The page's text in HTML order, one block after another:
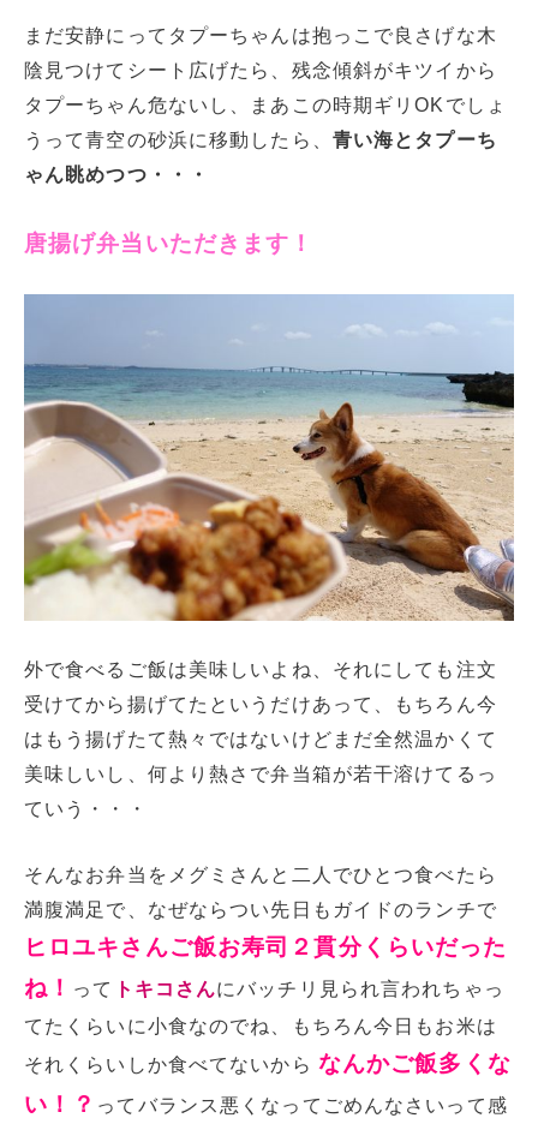
まだ安静にってタプーちゃんは抱っこで良さげな木
陰見つけてシート広げたら、残念傾斜がキツイから
タプーちゃん危ないし、まあこの時期ギリOKでしょ
うって青空の砂浜に移動したら、 青い海とタプーち
ゃん眺めつつ・・・
唐揚げ弁当いただきます！
外で食べるご飯は美味しいよね、それにしても注文
受けてから揚げてたというだけあって、もちろん今
はもう揚げたて熱々ではないけどまだ全然温かくて
美味しいし、何より熱さで弁当箱が若干溶けてるっ
ていう・・・
そんなお弁当をメグミさんと二人でひとつ食べたら
満腹満足で、なぜならつい先日もガイドのランチで
ヒロユキさんご飯お寿司２貫分くらいだった
ね！ って トキコさんにバッチリ見られ言われちゃっ
てたくらいに小食なのでね、もちろん今日もお米は
それくらいしか食べてないから なんかご飯多くな
い！？ ってバランス悪くなってごめんなさいって感